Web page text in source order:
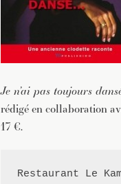
Je n’ai pas toujours
rédigé en collaboration
17 €.
Restaurant Le